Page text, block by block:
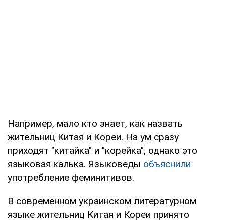
Например, мало кто знает, как назвать
жительниц Китая и Кореи. На ум сразу
приходят "китайка" и "корейка", однако это
языковая калька. Языковеды объяснили
употребление феминитивов.
В современном украинском литературном
языке жительниц Китая и Кореи принято